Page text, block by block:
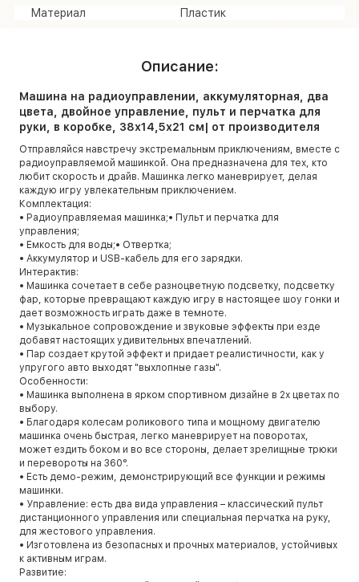
Материал
Пластик
Описание:
Машина на радиоуправлении, аккумуляторная, два
цвета, двойное управление, пульт и перчатка для
руки, в коробке, 38х14,5х21 см| от производителя
Отправляйся навстречу экстремальным приключениям, вместе с
радиоуправляемой машинкой. Она предназначена для тех, кто
любит скорость и драйв. Машинка легко маневрирует, делая
каждую игру увлекательным приключением.
Комплектация:
• Радиоуправляемая машинка;• Пульт и перчатка для
управления;
• Емкость для воды;• Отвертка;
• Аккумулятор и USB-кабель для его зарядки.
Интерактив:
• Машинка сочетает в себе разноцветную подсветку, подсветку
фар, которые превращают каждую игру в настоящее шоу гонки и
дает возможность играть даже в темноте.
• Музыкальное сопровождение и звуковые эффекты при езде
добавят настоящих удивительных впечатлений.
• Пар создает крутой эффект и придает реалистичности, как у
упругого авто выходят "выхлопные газы".
Особенности:
• Машинка выполнена в ярком спортивном дизайне в 2х цветах по
выбору.
• Благодаря колесам роликового типа и мощному двигателю
машинка очень быстрая, легко маневрирует на поворотах,
может ездить боком и во все стороны, делает зрелищные трюки
и перевороты на 360°.
• Есть демо-режим, демонстрирующий все функции и режимы
машинки.
• Управление: есть два вида управления – классический пульт
дистанционного управления или специальная перчатка на руку,
для жестового управления.
• Изготовлена ​​из безопасных и прочных материалов, устойчивых
к активным играм.
Развитие: